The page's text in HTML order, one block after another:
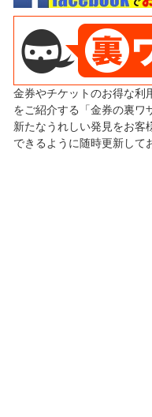
金券やチケットのお得な利
をご紹介する「金券の裏ワ
新たなうれしい発見をお客
できるように随時更新して